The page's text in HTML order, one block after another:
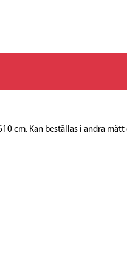
cm. Kan beställas i andra mått